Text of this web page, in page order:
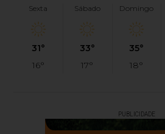
Sexta
31°
16°
Sábado
33°
17°
Domingo
35°
18°
PUBLICIDADE